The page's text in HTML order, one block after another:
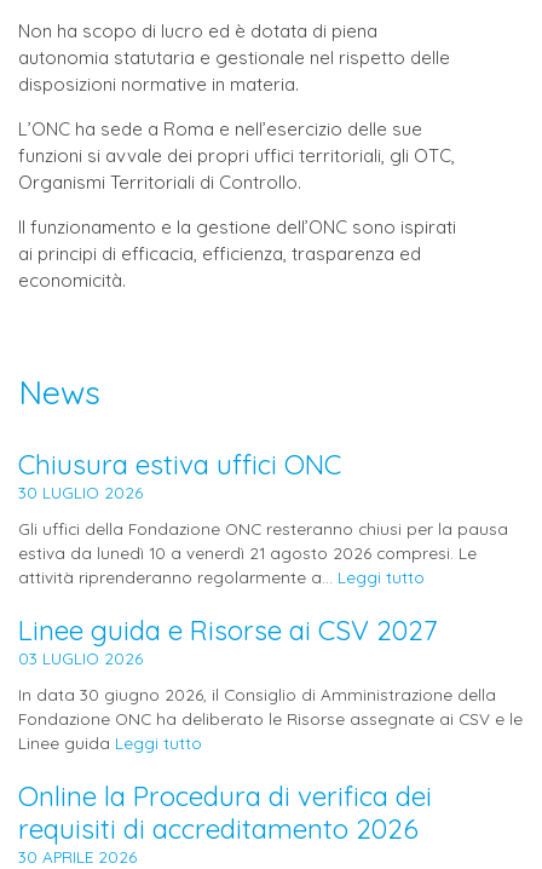
Non ha scopo di lucro ed è dotata di piena
autonomia statutaria e gestionale nel rispetto delle
disposizioni normative in materia.
L’ONC ha sede a Roma e nell’esercizio delle sue
funzioni si avvale dei propri uffici territoriali, gli OTC,
Organismi Territoriali di Controllo.
Il funzionamento e la gestione dell’ONC sono ispirati
ai principi di efficacia, efficienza, trasparenza ed
economicità.
News
Chiusura estiva uffici ONC
30 LUGLIO 2026
Gli uffici della Fondazione ONC resteranno chiusi per la pausa
estiva da lunedì 10 a venerdì 21 agosto 2026 compresi. Le
attività riprenderanno regolarmente a... Leggi tutto
Linee guida e Risorse ai CSV 2027
03 LUGLIO 2026
In data 30 giugno 2026, il Consiglio di Amministrazione della
Fondazione ONC ha deliberato le Risorse assegnate ai CSV e le
Linee guida Leggi tutto
Online la Procedura di verifica dei
requisiti di accreditamento 2026
30 APRILE 2026